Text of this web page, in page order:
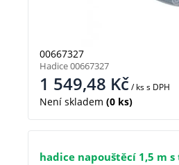
00667327
1 549,48 Kč/ kss DPH
Není skladem (0 ks)
Hadice 00667327
hadice napouštěcí 1,5 m